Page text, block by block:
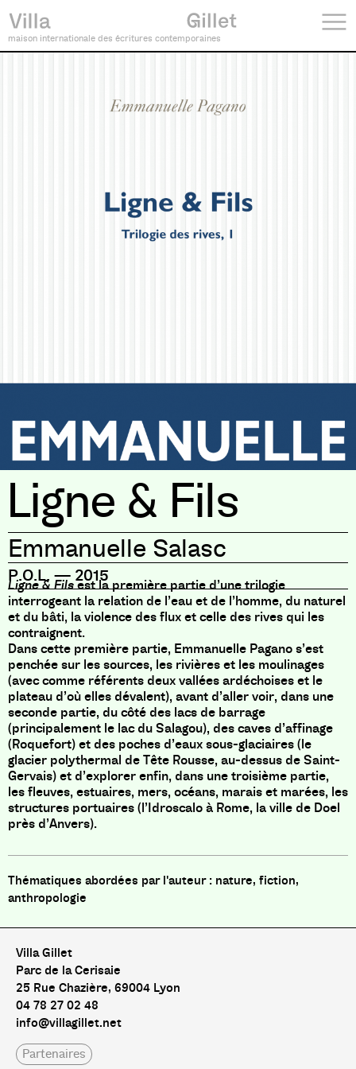
maison internationale des écritures contemporaines
Ligne & Fils
Emmanuelle Salasc
P.O.L. — 2015
Ligne & Filsest la première partie d’une trilogie
interrogeant la relation de l’eau et de l’homme, du naturel
et du bâti, la violence des flux et celle des rives qui les
contraignent.
Dans cette première partie, Emmanuelle Pagano s’est
penchée sur les sources, les rivières et les moulinages
(avec comme référents deux vallées ardéchoises et le
plateau d’où elles dévalent), avant d’aller voir, dans une
seconde partie, du côté des lacs de barrage
(principalement le lac du Salagou), des caves d’affinage
(Roquefort) et des poches d’eaux sous-glaciaires (le
glacier polythermal de Tête Rousse, au-dessus de Saint-
Gervais) et d’explorer enfin, dans une troisième partie,
les fleuves, estuaires, mers, océans, marais et marées, les
structures portuaires (l’Idroscalo à Rome, la ville de Doel
près d’Anvers).
nature, fiction,
anthropologie
Villa Gillet
Parc de la Cerisaie
25 Rue Chazière, 69004 Lyon
04 78 27 02 48
info@villagillet.net
Partenaires